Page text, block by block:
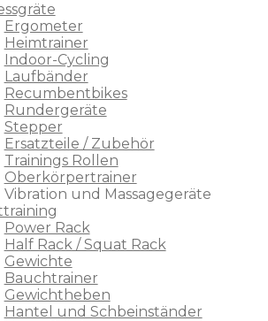
Ergometer
Heimtrainer
Indoor-Cycling
Laufbänder
Recumbentbikes
Rundergeräte
Stepper
Ersatzteile / Zubehör
Trainings Rollen
Oberkörpertrainer
Vibration und Massagegeräte
Power Rack
Half Rack / Squat Rack
Gewichte
Bauchtrainer
Gewichtheben
Hantel und Schbeinständer